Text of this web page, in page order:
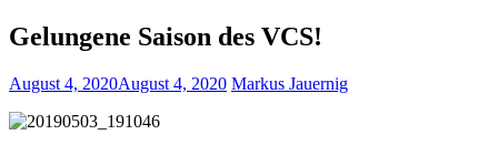
Gelungene Saison des VCS!
August 4, 2020August 4, 2020 Markus Jauernig